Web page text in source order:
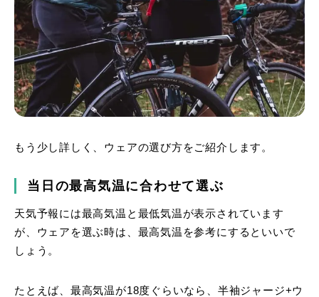
もう少し詳しく、ウェアの選び方をご紹介します。
当日の最高気温に合わせて選ぶ
天気予報には最高気温と最低気温が表示されています
が、ウェアを選ぶ時は、最高気温を参考にするといいで
しょう。
たとえば、最高気温が18度ぐらいなら、半袖ジャージ+ウ